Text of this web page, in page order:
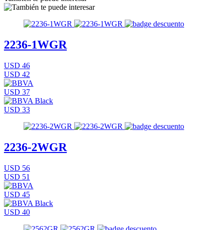
2236-1WGR
USD 46
USD 42
USD 37
USD 33
2236-2WGR
USD 56
USD 51
USD 45
USD 40